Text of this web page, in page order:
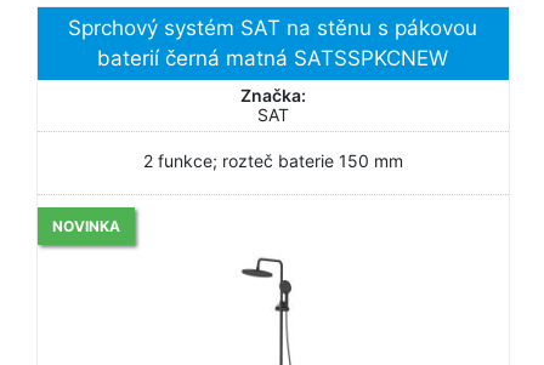
Sprchový systém SAT na stěnu s pákovou
baterií černá matná SATSSPKCNEW
Značka:
SAT
2 funkce; rozteč baterie 150 mm
NOVINKA